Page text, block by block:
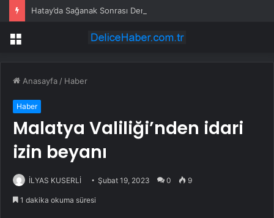
Hatay’da Sağanak Sonrası Denizde Renk Değişimi
Menü
Anasayfa / Haber
Haber
Malatya Valiliği’nden idari
izin beyanı
İLYAS KUSERLİ Şubat 19, 2023 0 9
1 dakika okuma süresi